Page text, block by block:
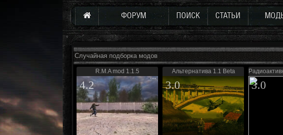
ФОРУМ ПОИСК СТАТЬИ
Случайная подборка модов
R.M.A mod 1.1.5
4.2
Альтернатива 1.1 Beta
3.0 3.0